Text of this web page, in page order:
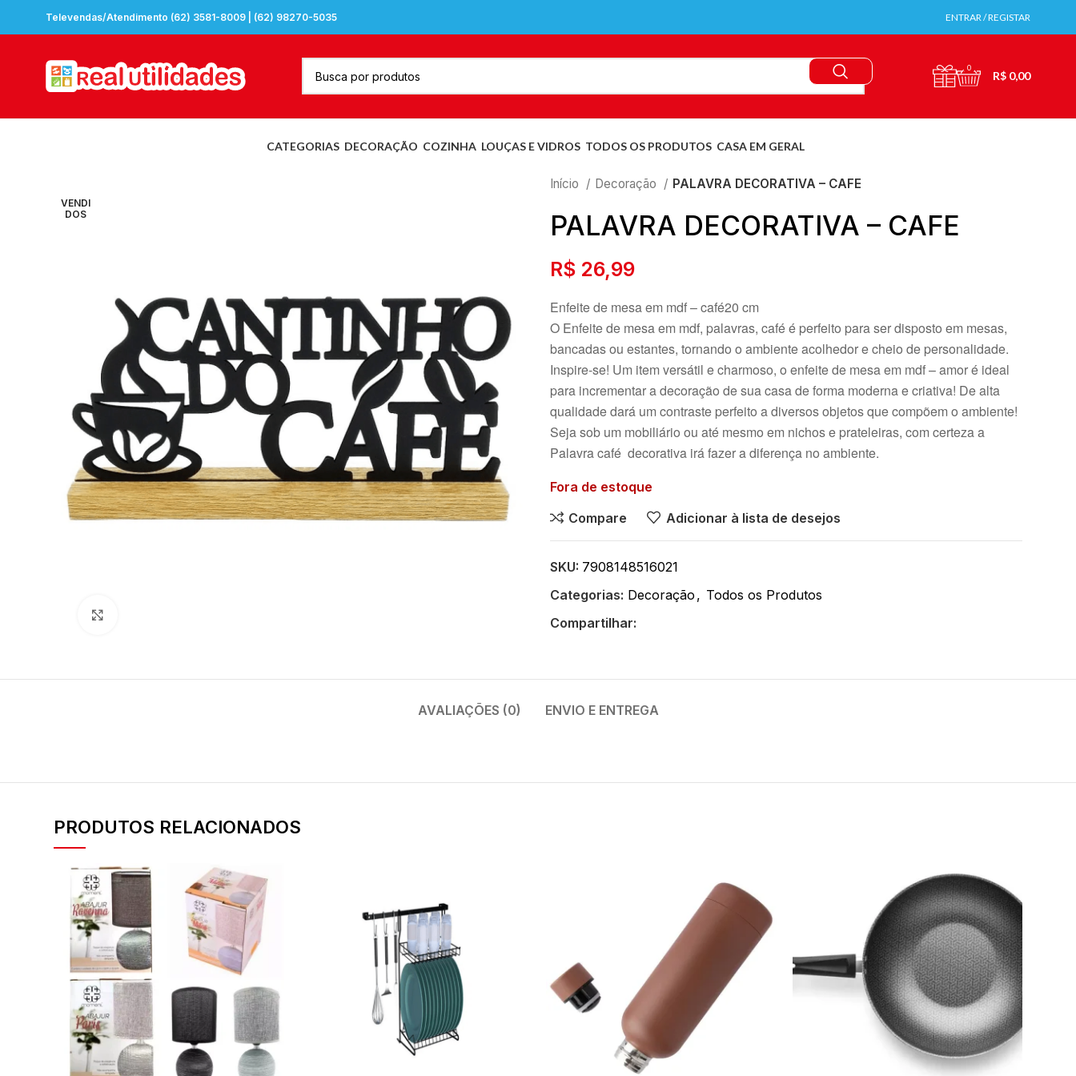
Televendas/Atendimento (62) 3581-8009 | (62) 98270-5035 ENTRAR / REGISTAR
0
R$ 0,00
CATEGORIAS DECORAÇÃO COZINHA LOUÇAS E VIDROS TODOS OS PRODUTOS CASA EM GERAL
VENDI
DOS
Início Decoração PALAVRA DECORATIVA – CAFE
PALAVRA DECORATIVA – CAFE
R$ 26,99
Enfeite de mesa em mdf – café20 cm
O Enfeite de mesa em mdf, palavras, café é perfeito para ser disposto em mesas,
bancadas ou estantes, tornando o ambiente acolhedor e cheio de personalidade.
Inspire-se! Um item versátil e charmoso, o enfeite de mesa em mdf – amor é ideal
para incrementar a decoração de sua casa de forma moderna e criativa! De alta
qualidade dará um contraste perfeito a diversos objetos que compõem o ambiente!
Seja sob um mobiliário ou até mesmo em nichos e prateleiras, com certeza a
Palavra café decorativa irá fazer a diferença no ambiente.
Fora de estoque
Compare
Adicionar à lista de desejos
SKU: 7908148516021
Categorias: Decoração , Todos os Produtos
Compartilhar:
AVALIAÇÕES (0) ENVIO E ENTREGA
PRODUTOS RELACIONADOS